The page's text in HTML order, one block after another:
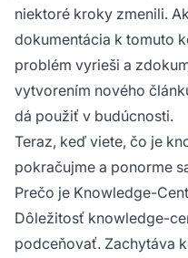
niektoré kroky zmenili.
dokumentácia k tomuto
problém vyrieši a
vytvorením nového
dá použiť v budúcnosti.
Teraz, keď viete, čo je
pokračujme a ponorme
Prečo je Knowledge-
Dôležitosť knowledge-
podceňovať. Zachytáva